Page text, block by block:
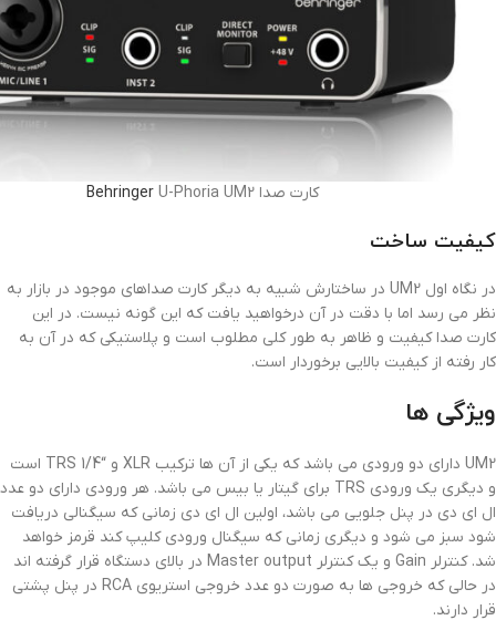
کارت صدا BehringerU-Phoria UM2
کیفیت ساخت
در نگاه اول UM2 در ساختارش شبیه به دیگر کارت صداهای موجود در بازار به
نظر می رسد اما با دقت در آن درخواهید یافت که این گونه نیست. در این
کارت صدا کیفیت و ظاهر به طور کلی مطلوب است و پلاستیکی که در آن به
کار رفته از کیفیت بالایی برخوردار است.
ویژگی ها
UM2 دارای دو ورودی می باشد که یکی از آن ها ترکیب XLR و “TRS 1/4 است
و دیگری یک ورودی TRS برای گیتار یا بیس می باشد. هر ورودی دارای دو عدد
ال ای دی در پنل جلویی می باشد، اولین ال ای دی زمانی که سیگنالی دریافت
شود سبز می شود و دیگری زمانی که سیگنال ورودی کلیپ کند قرمز خواهد
شد. کنترلر Gain و یک کنترلر Master output در بالای دستگاه قرار گرفته اند
در حالی که خروجی ها به صورت دو عدد خروجی استریوی RCA در پنل پشتی
قرار دارند.